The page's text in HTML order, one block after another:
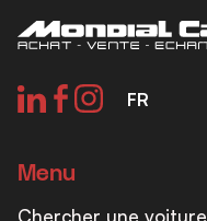
FR
Menu
Chercher une voiture